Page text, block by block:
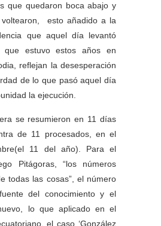
que quedaron boca abajo y
voltearon, esto añadido a la
que aquel día levantó
que estuvo estos años en
reflejan la desesperación
de lo que pasó aquel día
la ejecución.
se resumieron en 11 días
de 11 procesados, en el
11 del año). Para el
Pitágoras, “los números
todas las cosas”, el número
del conocimiento y el
lo que aplicado en el
el caso ‘González